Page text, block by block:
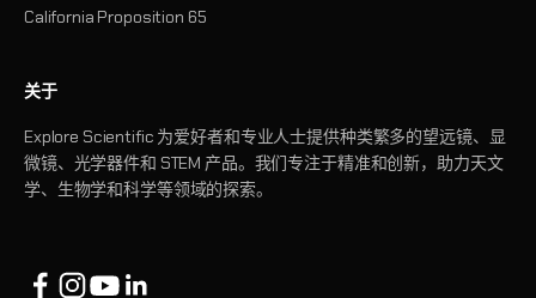
California Proposition 65
关于
Explore Scientific 为爱好者和专业人士提供种类繁多的望远镜、显
微镜、光学器件和 STEM 产品。我们专注于精准和创新，助力天文
学、生物学和科学等领域的探索。